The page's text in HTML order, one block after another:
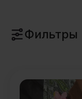
Фильтры